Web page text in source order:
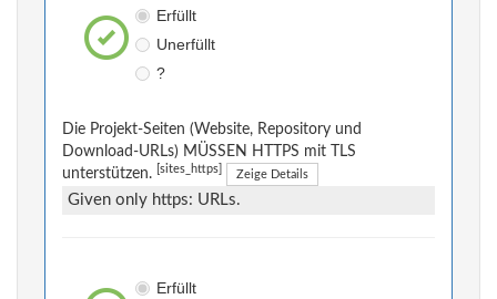
Erfüllt
Unerfüllt
?
Die Projekt-Seiten (Website, Repository und
Download-URLs) MÜSSEN HTTPS mit TLS
unterstützen.
[sites_https] Zeige Details
Given only https: URLs.
Erfüllt